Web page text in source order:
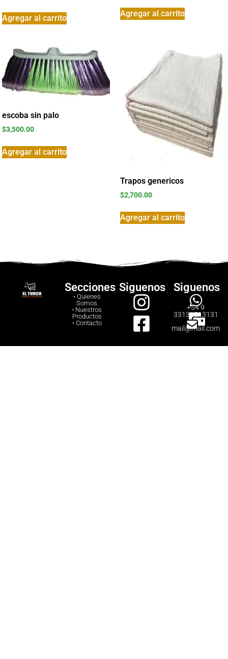
Agregar al carrito Agregar al carrito
escoba sin palo
$3,500.00
Agregar al carrito
Trapos genericos
$2,700.00
Agregar al carrito
Secciones
• Quienes
Somos
• Nuestros
Productos
• Contacto
Siguenos Siguenos
+54 9
33131313131
mail@mail.com